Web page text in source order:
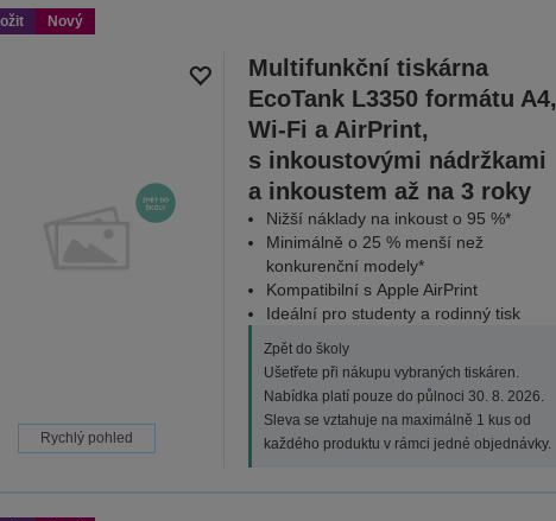
Nový
Rychlý pohled
Multifunkční tiskárna
EcoTank L3350 formátu A4,
Wi-Fi a AirPrint,
s inkoustovými nádržkami
a inkoustem až na 3 roky
Nižší náklady na inkoust o 95 %*
Minimálně o 25 % menší než
konkurenční modely*
Kompatibilní s Apple AirPrint
Ideální pro studenty a rodinný tisk
Zpět do školy
Ušetřete při nákupu vybraných tiskáren.
Nabídka platí pouze do půlnoci 30. 8. 2026.
Sleva se vztahuje na maximálně 1 kus od
každého produktu v rámci jedné objednávky.